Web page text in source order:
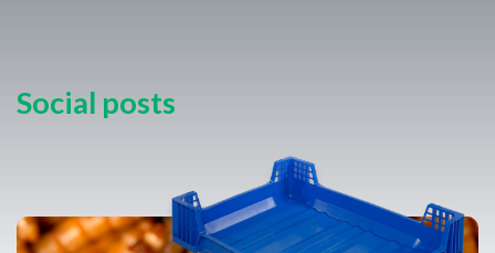
Social posts